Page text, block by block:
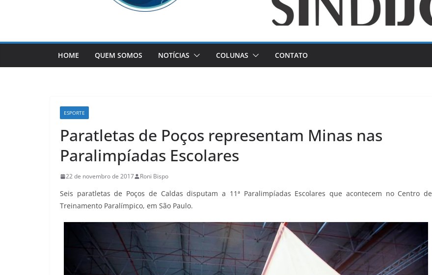
HOME QUEM SOMOS NOTÍCIAS COLUNAS CONTATO
ESPORTE
Paratletas de Poços representam Minas nas
Paralimpíadas Escolares
22 de novembro de 2017 Roni Bispo
Seis paratletas de Poços de Caldas disputam a 11ª Paralimpíadas Escolares que acontecem no Centro de
Treinamento Paralímpico, em São Paulo.